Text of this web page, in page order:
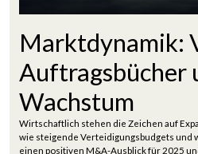
Marktdynamik:
Auftragsbücher
Wachstum
Wirtschaftlich stehen die Zeichen auf
wie steigende Verteidigungsbudgets und
einen positiven M&A-Ausblick für 2025